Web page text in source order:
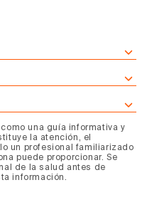
una guía informativa y
la atención, el
un profesional familiarizado
puede proporcionar. Se
de la salud antes de
información.